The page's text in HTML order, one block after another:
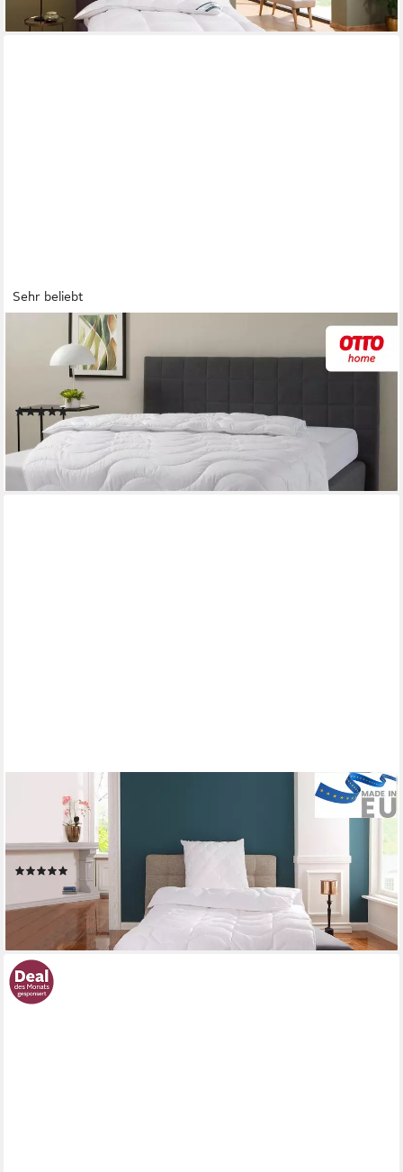
lieferbar - in 4-5 Werktagen bei dir
Sehr beliebt
Microfaserbettdecke Mailo Bettdecke 135x200 cm, 155x220
cm, Füllung: Polyester, Bezug: Microfaser-Feinbatist, Sommer,
Winter, Decke, kuschelweicher Microfaser-Feinbatist Bezug
(570)
ab 12,99 € UVP39,90 €
-67%
lieferbar - in 5-6 Werktagen bei dir
Microfaserbettdecke Rike, Bettdecke 135x200 cm, 155x220 cm,
Füllung: Polyester, Bezug: Polyester, Bettdecken, Sommer,
Winter, 4 Jahreszeiten, Decke kochfest bis 95°C
ab 24,99 € UVP79,90 €
-69%
lieferbar - in 6-7 Werktagen bei dir